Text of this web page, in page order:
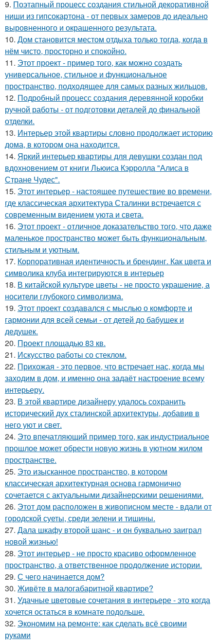
9. Поэтапный процесс создания стильной декоративной
ниши из гипсокартона - от первых замеров до идеально
выровненного и окрашенного результата.
10. Дом становится местом отдыха только тогда, когда в
нём чисто, просторно и спокойно.
11. Этот проект - пример того, как можно создать
универсальное, стильное и функциональное
пространство, подходящее для самых разных жильцов.
12. Подробный процесс создания деревянной коробки
ручной работы - от подготовки деталей до финальной
отделки.
13. Интерьер этой квартиры словно продолжает историю
дома, в котором она находится.
14. Яркий интерьер квартиры для девушки создан под
вдохновением от книги Льюиса Кэрролла "Алиса в
Стране Чудес".
15. Этот интерьер - настоящее путешествие во времени,
где классическая архитектура Сталинки встречается с
современным видением уюта и света.
16. Этот проект - отличное доказательство того, что даже
маленькое пространство может быть функциональным,
стильным и уютным.
17. Корпоративная идентичность и брендинг. Как цвета и
символика клуба интегрируются в интерьер
18. В китайской культуре цветы - не просто украшение, а
носители глубокого символизма.
19. Этот проект создавался с мыслью о комфорте и
гармонии для всей семьи - от детей до бабушек и
дедушек.
20. Проект площадью 83 кв.
21. Искусство работы со стеклом.
22. Прихожая - это первое, что встречает нас, когда мы
заходим в дом, и именно она задаёт настроение всему
интерьеру.
23. В этой квартире дизайнеру удалось сохранить
исторический дух сталинской архитектуры, добавив в
него уют и свет.
24. Это впечатляющий пример того, как индустриальное
прошлое может обрести новую жизнь в уютном жилом
пространстве.
25. Это изысканное пространство, в котором
классическая архитектурная основа гармонично
сочетается с актуальными дизайнерскими решениями.
26. Этот дом расположен в живописном месте - вдали от
городской суеты, среди зелени и тишины.
27. Дала шкафу второй шанс - и он буквально заиграл
новой жизнью!
28. Этот интерьер - не просто красиво оформленное
пространство, а ответственное продолжение истории.
29. С чего начинается дом?
30. Живёте в малогабаритной квартире?
31. Удачные цветовые сочетания в интерьере - это когда
хочется остаться в комнате подольше.
32. Экономим на ремонте: как сделать всё своими
руками